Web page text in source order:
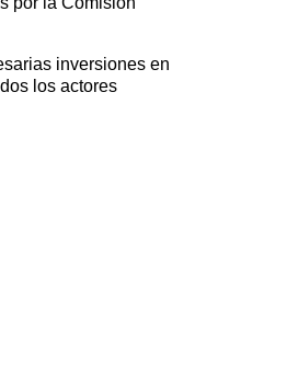
inversiones en
los actores